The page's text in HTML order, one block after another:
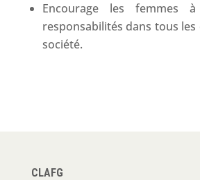
Encourage les femmes
responsabilités dans tous les
société.
CLAFG